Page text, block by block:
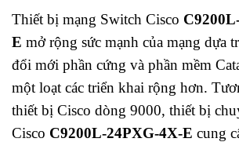
Thiết bị mạng Switch Cisco
E mở rộng sức mạnh của mạng dựa
đổi mới phần cứng và phần mềm
một loạt các triển khai rộng hơn.
thiết bị Cisco dòng 9000, thiết bị
Cisco C9200L-24PXG-4X-E cung